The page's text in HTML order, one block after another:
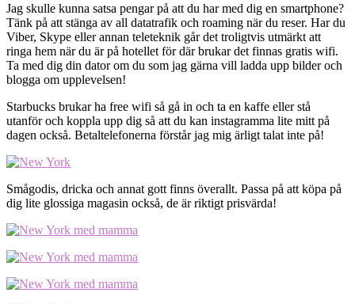
Jag skulle kunna satsa pengar på att du har med dig en smartphone?
Tänk på att stänga av all datatrafik och roaming när du reser. Har du
Viber, Skype eller annan teleteknik går det troligtvis utmärkt att
ringa hem när du är på hotellet för där brukar det finnas gratis wifi.
Ta med dig din dator om du som jag gärna vill ladda upp bilder och
blogga om upplevelsen!
Starbucks brukar ha free wifi så gå in och ta en kaffe eller stå
utanför och koppla upp dig så att du kan instagramma lite mitt på
dagen också. Betaltelefonerna förstår jag mig ärligt talat inte på!
Smågodis, dricka och annat gott finns överallt. Passa på att köpa på
dig lite glossiga magasin också, de är riktigt prisvärda!